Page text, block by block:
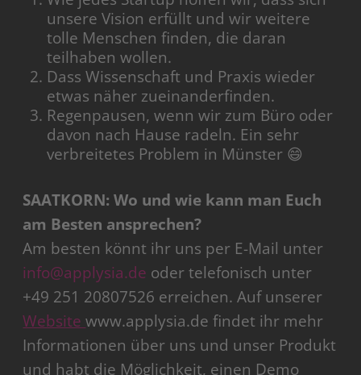
unsere Vision erfüllt und wir weitere
tolle Menschen finden, die daran
teilhaben wollen.
Dass Wissenschaft und Praxis wieder
etwas näher zueinanderfinden.
Regenpausen, wenn wir zum Büro oder
davon nach Hause radeln. Ein sehr
verbreitetes Problem in Münster 😄
SAATKORN: Wo und wie kann man Euch
am Besten ansprechen?
Am besten könnt ihr uns per E-Mail unter
info@applysia.de oder telefonisch unter
+49 251 20807526 erreichen. Auf unserer
Websitewww.applysia.de findet ihr mehr
Informationen über uns und unser Produkt
und habt die Möglichkeit, einen Demo